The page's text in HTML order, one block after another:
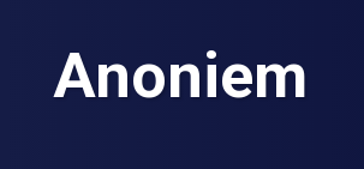
Anoniem